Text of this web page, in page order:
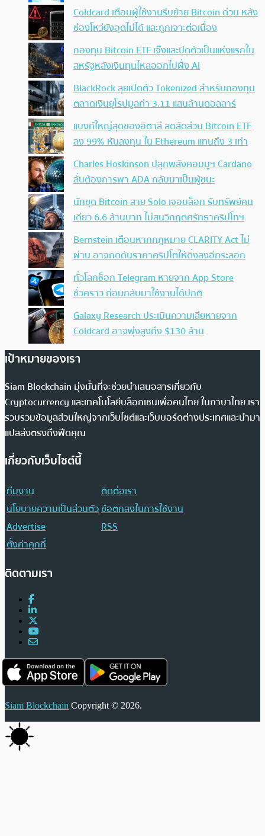
Coldcard เตือนผู้ใช้งานรีบย้าย Bitcoin ด่วน หลัง
ช่องโหว่ยังอุดไม่ได้ และถูกเจาะต่อเนื่อง
กองทุน Bitcoin ETF เจ๊งและปิดตัวเป็นแห่งแรกใน
สหรัฐหลังเงินทุนไหลออกไปฝั่ง AI
BlackRock ลุยเปิดตัว Tokenized สำหรับกองทุน
ตลาดเงินยุโรปมูลค่า 3.11 แสนล้านดอลลาร์
แบงก์ใหญ่สุดของอิตาลี ลดสัดส่วน Bitcoin ETF
ลง 99% หันลงทุน ใน Ethereum แทนถึง 3 เท่า
Charles Hoskinson ปลุกพลังคอมมูฯ Cardano
ลั่นต้องการพา ADA กลับมาเป็นผู้ชนะ
นักขุด Bitcoin สาย Solo เจอบล็อก รับทรัพย์คน
เดียว 6.6 ล้านบาท ไม่สนวิกฤตศรัทธาคริปโทฯ
Bernstein เตือนหากกฎหมาย CLARITY Act ไม่
ผ่าน อาจกดดันราคาคริปโตให้ดิ่งลงอีกระลอก
ทั่วโลกช็อก Telegram หายจาก App Store
ชั่วคราว ก่อนกลับมาใช้งานได้ปกติ
Galaxy Research ประเมินความเสียหายจาก
Coldcard อาจพุ่งสูงถึง $130 ล้าน
เป้าหมายของเรา
Siam Blockchain มุ่งมั่นที่จะช่วยนำเสนอสารเกี่ยวกับ
Cryptocurrency และเทคโนโลยีบล็อกเชนเพื่อคนไทย ในภาษาไทย เรา
รวบรวมข้อมูลส่วนใหญ่จากเว็บไซต์และเว็บบอร์ดต่างประเทศและนำมา
แปลส่งตรงถึงฟีดคุณ
เกี่ยวกับเว็บไซต์นี้
ทีมงาน
ติดต่อเรา
นโยบายความเป็นส่วนตัวข้อตกลงในการใช้งาน
Advertise
RSS
ตั้งค่าคุกกี้
ติดตามเรา
Siam Blockchain Copyright © 2026.